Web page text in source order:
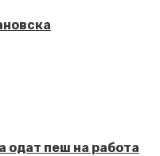
одат пеш на работа